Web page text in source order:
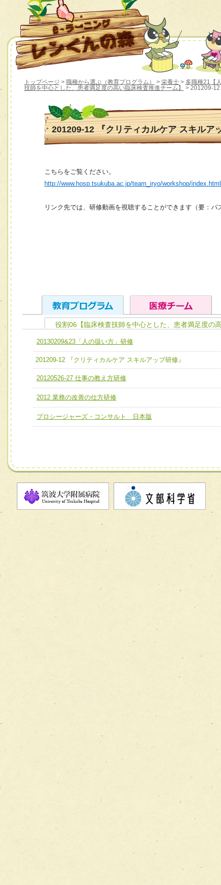
トップページ > 職種から選ぶ（教育プログラム） > 栄養士> 多職種21【
技師を中心とした、患者満足度の高い臨床検査推進チーム】
> 201209-12
201209-12 『クリティカルケア スキルア
こちらをご覧ください。
http://www.hosp.tsukuba.ac.jp/team_iryo/workshop/
リンク先では、研修動画を視聴することができます（要：パ
ユニット１ 医療人としての基礎能力
全人的医療を実践する医療人として、必要な基礎能力を身
ける
ユニット２ チーム医療構成力
ユニット３ 多職種連携力
他職種の視点とスキルを学び、相互理解と連携を深める
チーム01【病院内横断的問題解決チーム】
チーム02【地域医療連携推進による高度医療を必要とする
宅患者等支援チーム】
チーム03【癌患者服薬サポートチーム】
チーム04【口腔ケアチーム】
チーム07【病院職員に対する院内感染対策教育チーム】
チーム08【地域関係機関と連携した小児リハビリテーショ
チーム】
チーム10【包括的リハビリテーションコンサルテーション
チーム12【こどもの食育支援チーム】
役割06【臨床検査技師を中心とした、患者満足度の
20130209&23「人の扱い方」研修
201209-12 『クリティカルケア スキルアップ研修』
20120526-27 仕事の教え方研修
2012 業務の改善の仕方研修
プロシージャーズ・コンサルト 日本版